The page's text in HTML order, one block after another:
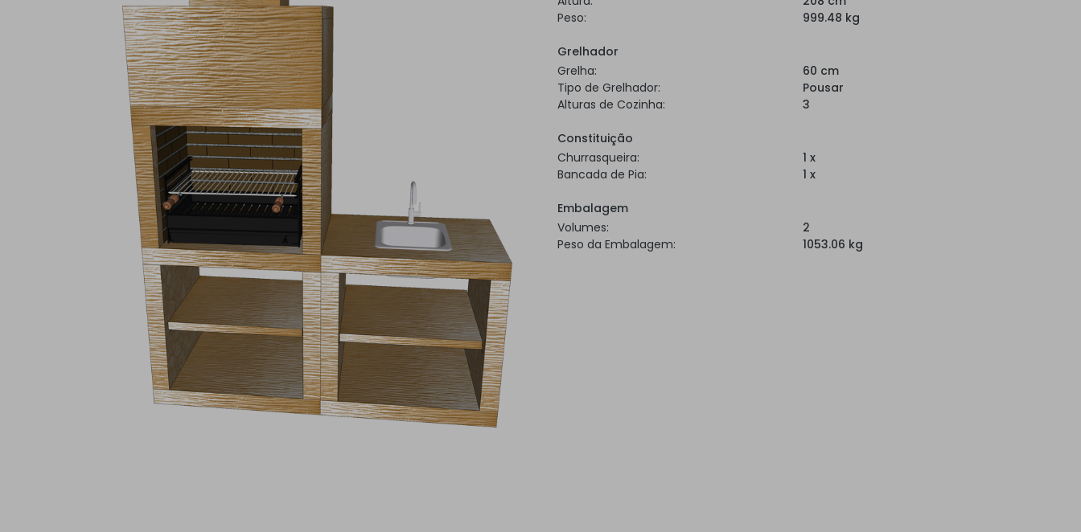
Peso:
999.48 kg
Grelhador
Grelha:
60 cm
Tipo de Grelhador:
Pousar
Alturas de Cozinha:
3
Constituição
Churrasqueira:
1 x
Bancada de Pia:
1 x
Embalagem
Volumes:
2
Peso da Embalagem:
1053.06 kg